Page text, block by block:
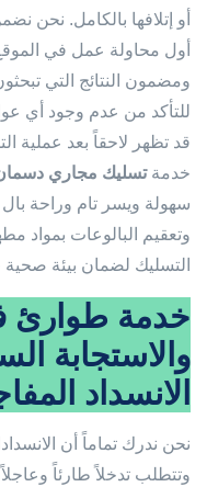
أو إتلافها بالكامل. نحن
أول محاولة عمل في
ومضمون النتائج التي
للتأكد من عدم وجود أي
قد تظهر لاحقاً بعد عملية
خدمةتسليك مجاري
سهولة ويسر تام وراحة
وتعقيم البالوعات بمواد
التسليك لضمان بيئة صحية
والاستجابة
الانسداد
نحن ندرك تماماً أن
وتتطلب تدخلاً طارئاً وعاجلاً